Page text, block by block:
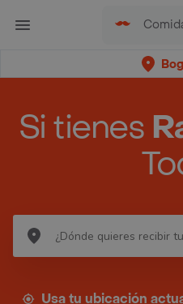
Si tienes
Usa tu ubicación